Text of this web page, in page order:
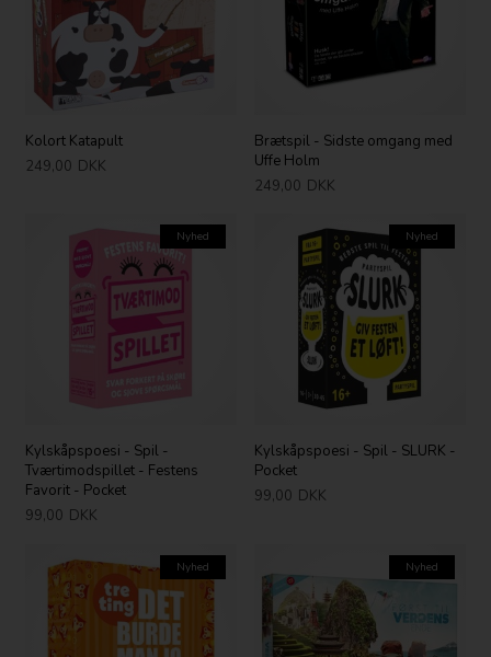
Kolort Katapult
249,00 DKK
Brætspil - Sidste omgang med
Uffe Holm
249,00 DKK
Nyhed
Kylskåpspoesi - Spil -
Tværtimodspillet - Festens
Favorit - Pocket
99,00 DKK
Nyhed
Kylskåpspoesi - Spil - SLURK -
Pocket
99,00 DKK
Nyhed Nyhed